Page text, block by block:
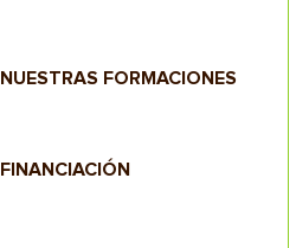
NUESTRAS FORMACIONES
FINANCIACIÓN